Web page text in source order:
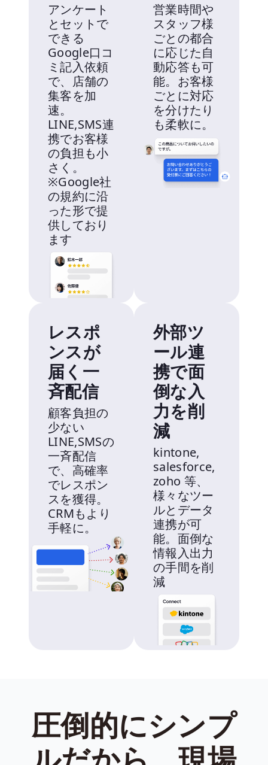
アンケート
とセットで
できる
Google口コ
ミ記入依頼
で、店舗の
集客を加
速。
LINE,SMS連
携でお客様
の負担も小
さく。
※Google社
の規約に沿
った形で提
供しており
ます
営業時間や
スタッフ様
ごとの都合
に応じた自
動応答も可
能。お客様
ごとに対応
を分けたり
も柔軟に。
レスポ
ンスが
届く一
斉配信
顧客負担の
少ない
LINE,SMSの
一斉配信
で、高確率
でレスポン
スを獲得。
CRMもより
手軽に。
外部ツ
ール連
携で面
倒な入
力を削
減
kintone,
salesforce,
zoho 等、
様々なツー
ルとデータ
連携が可
能。面倒な
情報入出力
の手間を削
減
圧倒的にシンプ